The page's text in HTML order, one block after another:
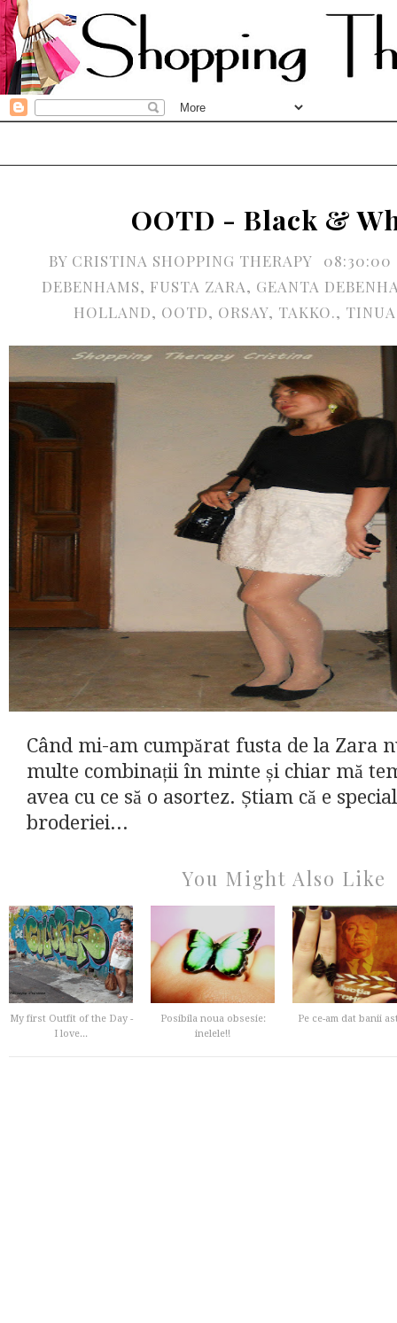
OOTD - Black &
BY CRISTINA SHOPPING THERAPY
08:30:00
DEBENHAMS, FUSTA ZARA, GEANTA
HOLLAND, OOTD, ORSAY, TAKKO.,
Când mi-am cumpărat fusta de la Zara
multe combinații în minte și chiar mă
avea cu ce să o asortez. Știam că e
broderiei...
You Might Also Like
My first Outfit of the Day -
I love...
Posibila noua obsesie:
inelele!!
Pe ce-am dat banii